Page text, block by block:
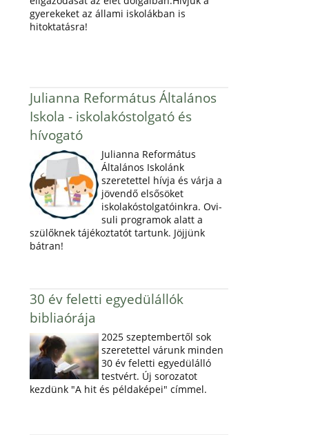
gyerekeket az állami iskolákban is
hitoktatásra!
Julianna Református Általános
Iskola - iskolakóstolgató és
hívogató
Julianna Református
Általános Iskolánk
szeretettel hívja és várja a
jövendő elsősöket
iskolakóstolgatóinkra. Ovi-
suli programok alatt a
szülőknek tájékoztatót tartunk. Jöjjünk
bátran!
30 év feletti egyedülállók
bibliaórája
2025 szeptembertől sok
szeretettel várunk minden
30 év feletti egyedülálló
testvért. Új sorozatot
kezdünk "A hit és példaképei" címmel.